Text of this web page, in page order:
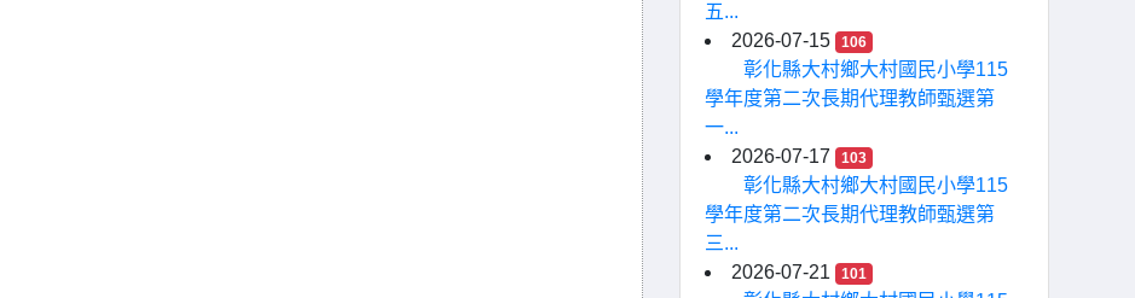
五...
2026-07-15
106
彰化縣大村鄉大村國民小學115
學年度第二次長期代理教師甄選第
一...
2026-07-17
103
彰化縣大村鄉大村國民小學115
學年度第二次長期代理教師甄選第
三...
2026-07-21
101